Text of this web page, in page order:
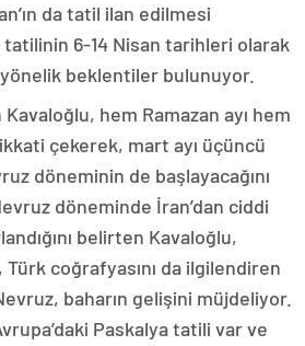
da tatil ilan edilmesi
6-14 Nisan tarihleri olarak
yönelik beklentiler bulunuyor.
Kavaloğlu, hem Ramazan ayı hem
çekerek, mart ayı üçüncü
döneminin de başlayacağını
döneminde İran’dan ciddi
belirten Kavaloğlu,
Türk coğrafyasını da ilgilendiren
baharın gelişini müjdeliyor.
Paskalya tatili var ve